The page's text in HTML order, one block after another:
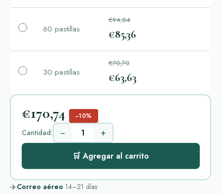
60 pastillas
€94,84
€85,36
30 pastillas
€70,70
€63,63
€170,74 −10%
Cantidad: − +
🛒 Agregar al carrito
✈️Correo aéreo 14–21 días